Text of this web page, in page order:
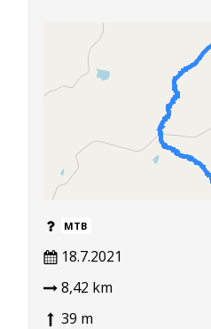
MTB
18.7.2021
8,42 km
39 m